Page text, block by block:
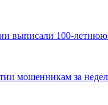
выписали 100-летнюю
мошенникам за